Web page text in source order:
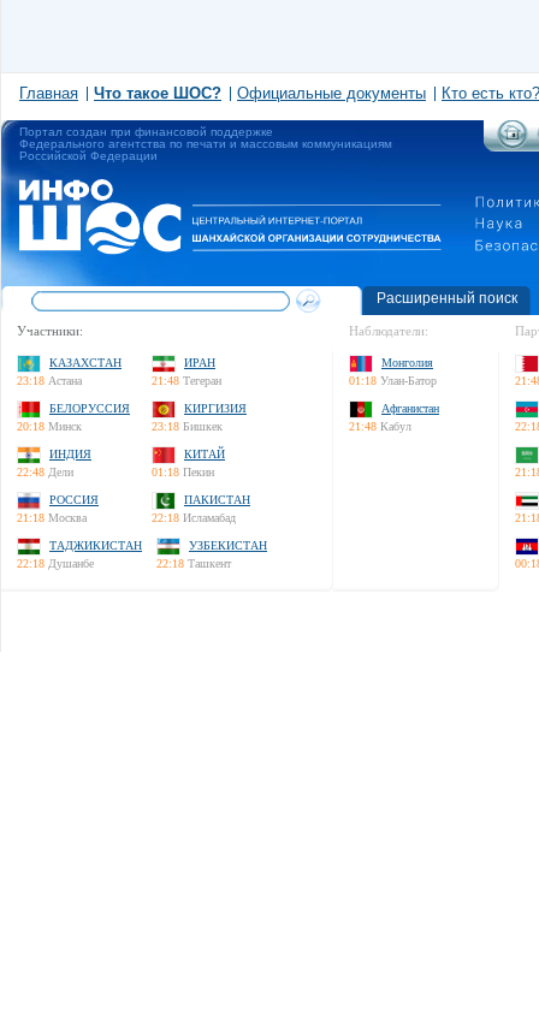
Главная Что такое ШОС? Официальные документы Кто есть кто?
Портал создан при финансовой поддержке
Федерального агентства по печати и массовым коммуникациям
Российской Федерации
Расширенный поиск
Участники:
КАЗАХСТАН
23:18 Астана
ИРАН
21:48 Тегеран
БЕЛОРУССИЯ
20:18 Минск
КИРГИЗИЯ
23:18 Бишкек
ИНДИЯ
22:48 Дели
КИТАЙ
01:18 Пекин
РОССИЯ
21:18 Москва
ПАКИСТАН
22:18 Исламабад
ТАДЖИКИСТАН
22:18 Душанбе
УЗБЕКИСТАН
22:18 Ташкент
Наблюдатели:
Монголия
01:18 Улан-Батор
Афганистан
21:48 Кабул